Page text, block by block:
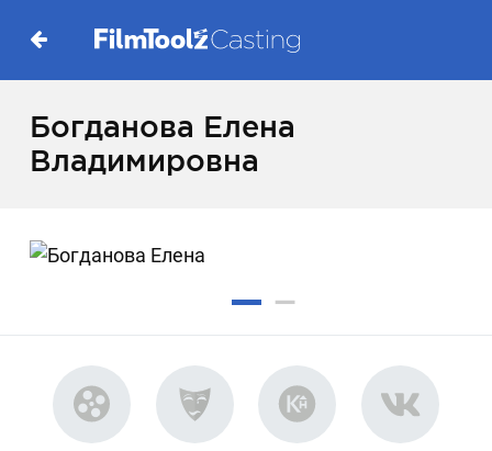
Богданова Елена
Владимировна